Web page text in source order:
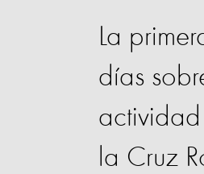
La
días
la Cruz